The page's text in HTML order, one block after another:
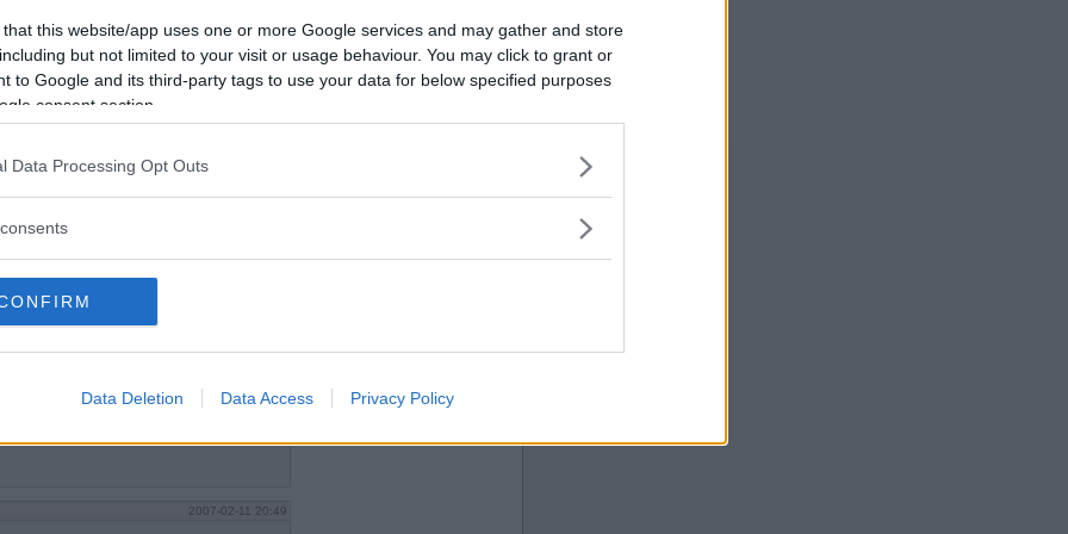
that this website/app uses one or more Google services and may gather and store
but not limited to your visit or usage behaviour. You may click to grant or
to Google and its third-party tags to use your data for below specified purposes
consent section.
Data Processing Opt Outs
Data Deletion Data Access Privacy Policy
2007-02-11 20:49
Vill du bli
medlem?